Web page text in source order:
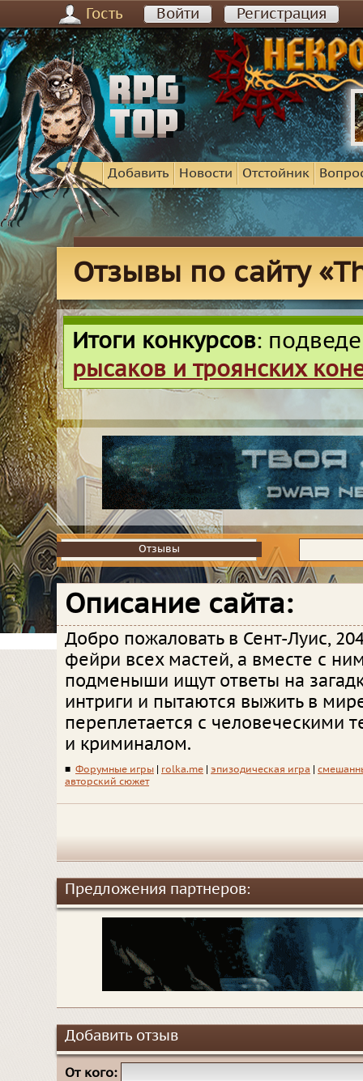
Гость Войти Регистрация
Добавить Новости Отстойник
Отзывы по сайту
Итоги конкурсов:
рысаков и троянских
Отзывы
Отзывы
Описание сайта:
Добро пожаловать в Сент-Луис,
фейри всех мастей, а вместе с
подменыши ищут ответы на
интриги и пытаются выжить в
переплетается с человеческими
и криминалом.
■ Форумные игры rolka.me эпизодическая игра
авторский сюжет
Предложения партнеров:
Добавить отзыв
От кого: